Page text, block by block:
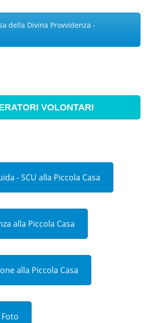
della Divina Provvidenza -
VOLONTARI
- SCU alla Piccola Casa
alla Piccola Casa
alla Piccola Casa